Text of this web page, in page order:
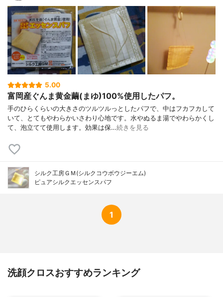
5.00
富岡産ぐんま黄金繭(まゆ)100%使用したパフ。
手のひらくらいの大きさのツルツルっとしたパフで、中はフカフカして
いて、とてもやわらかいさわり心地です。水やぬるま湯でやわらかくし
て、泡立てて使用します。効果は保…続きを見る
シルク工房ＧＭ(シルクコウボウジーエム)
ピュアシルクエッセンスパフ
1
洗顔クロスおすすめランキング